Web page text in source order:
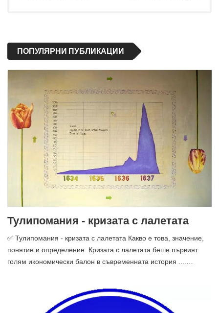
ПОПУЛЯРНИ ПУБЛИКАЦИИ
Тулипомания - кризата с лалетата
✅ Тулипомания - кризата с лалетата Какво е това, значение,
понятие и определение. Кризата с лалетата беше първият
голям икономически балон в съвременната история ....…